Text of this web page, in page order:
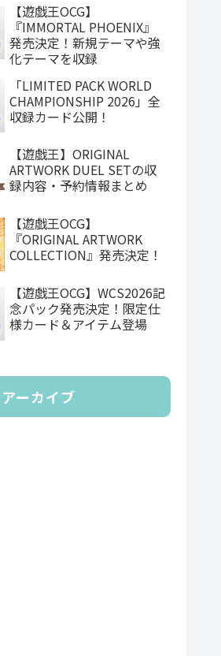
【遊戯王OCG】
『IMMORTAL PHOENIX』
発売決定！新規テーマや強
化テーマを収録
「LIMITED PACK WORLD
CHAMPIONSHIP 2026」全
収録カード公開！
【遊戯王】ORIGINAL
ARTWORK DUEL SETの収
録内容・予約情報まとめ
【遊戯王OCG】
『ORIGINAL ARTWORK
COLLECTION』発売決定！
【遊戯王OCG】WCS2026記
念パック発売決定！限定仕
様カード＆アイテム登場
アーカイブ